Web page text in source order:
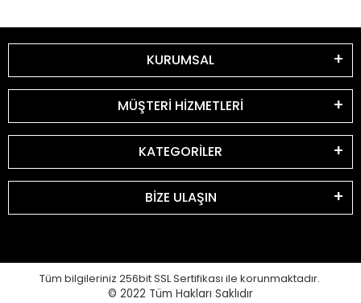
KURUMSAL
MÜŞTERİ HİZMETLERİ
KATEGORİLER
BİZE ULAŞIN
Tüm bilgileriniz 256bit SSL Sertifikası ile korunmaktadır.
© 2022 Tüm Hakları Saklıdır